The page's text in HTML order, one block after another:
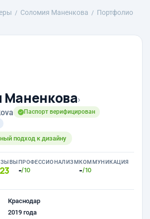
Соломия Маненкова
Портфолио
›
Паспорт верифицирован
подход к дизайну
23
ПРОФЕССИОНАЛИЗМ
-/10
КОММУНИКАЦИЯ
-/10
Краснодар
2019 года